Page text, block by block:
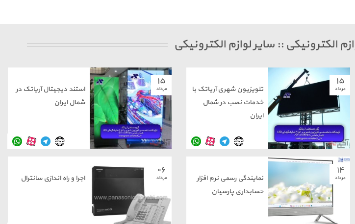
الکترونیکی :: سایر لوازم الکترونیکی
۱۵
مرداد
تلویزیون شهری آریاتک با
خدمات نصب در شمال
ایران
۱۵
مرداد
استند دیجیتال آریاتک در
شمال ایران
۱۴
مرداد
نمایندگی رسمی نرم افزار
حسابداری پارسیان
۰۶
مرداد اجرا و راه اندازی سانترال